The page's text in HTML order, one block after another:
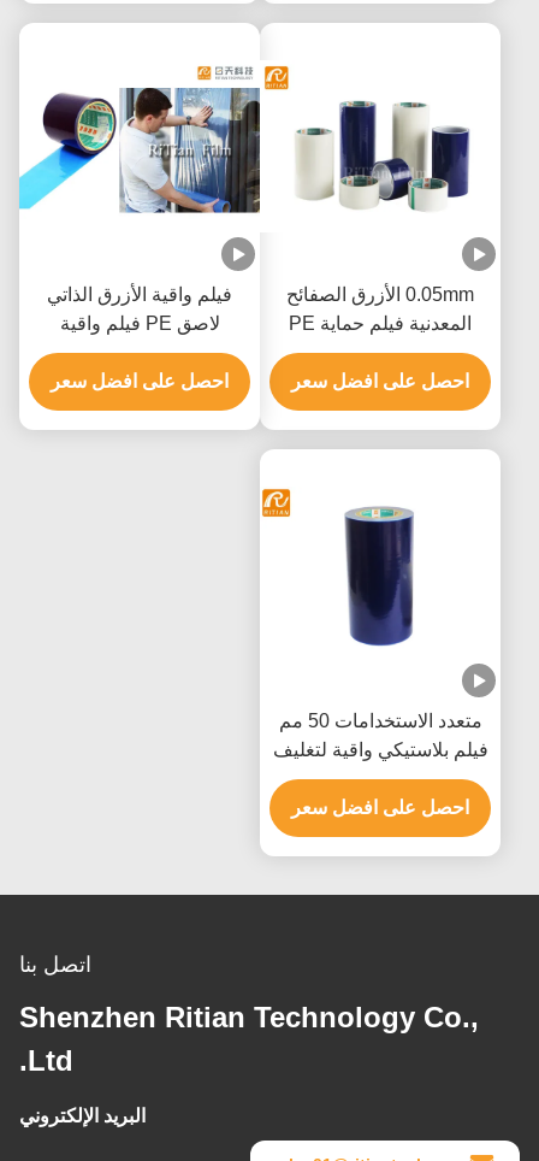
0.05mm الأزرق الصفائح
المعدنية فيلم حماية PE
للوحة الألومنيوم المركبة
احصل على افضل سعر
فيلم واقية الأزرق الذاتي
لاصق PE فيلم واقية
شاتيربروف
احصل على افضل سعر
متعدد الاستخدامات 50 مم
فيلم بلاستيكي واقية لتغليف
البليت الأثاث
احصل على افضل سعر
اتصل بنا
Shenzhen Ritian Technology Co.,
Ltd.
البريد الإلكتروني